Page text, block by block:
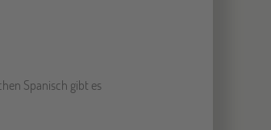
Spanisch gibt es